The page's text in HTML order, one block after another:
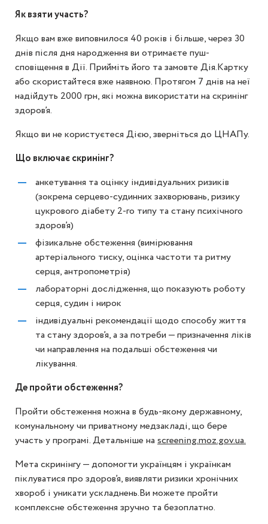
Як взяти участь?
Якщо вам вже виповнилося 40 років і більше, через 30
днів після дня народження ви отримаєте пуш-
сповіщення в Дії. Прийміть його та замовте Дія.Картку
або скористайтеся вже наявною. Протягом 7 днів на неї
надійдуть 2000 грн, які можна використати на скринінг
здоров’я.
Якщо ви не користуєтеся Дією, зверніться до ЦНАПу.
Що включає скринінг?
анкетування та оцінку індивідуальних ризиків
(зокрема серцево-судинних захворювань, ризику
цукрового діабету 2-го типу та стану психічного
здоров’я)
фізикальне обстеження (вимірювання
артеріального тиску, оцінка частоти та ритму
серця, антропометрія)
лабораторні дослідження, що показують роботу
серця, судин і нирок
індивідуальні рекомендації щодо способу життя
та стану здоров’я, а за потреби — призначення ліків
чи направлення на подальші обстеження чи
лікування.
Де пройти обстеження?
Пройти обстеження можна в будь-якому державному,
комунальному чи приватному медзакладі, що бере
участь у програмі. Детальніше на screening.moz.gov.ua.
Мета скринінгу — допомогти українцям і українкам
піклуватися про здоров’я, виявляти ризики хронічних
хвороб і уникати ускладнень.Ви можете пройти
комплексне обстеження зручно та безоплатно.